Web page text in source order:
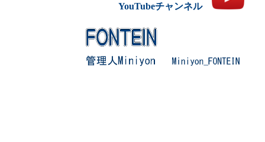
YouTubeチャンネル